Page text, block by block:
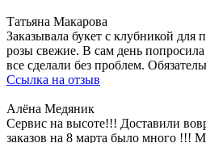
Татьяна Макарова
Заказывала букет с клубникой
розы свежие. В сам день
все сделали без проблем.
Ссылка на отзыв
Алёна Медяник
Сервис на высоте!!! Доставили
заказов на 8 марта было много !!!